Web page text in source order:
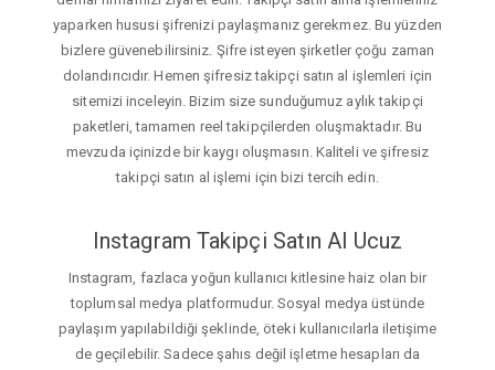
yaparken hususi şifrenizi paylaşmanız gerekmez. Bu yüzden
bizlere güvenebilirsiniz. Şifre isteyen şirketler çoğu zaman
dolandırıcıdır. Hemen şifresiz takipçi satın al işlemleri için
sitemizi inceleyin. Bizim size sunduğumuz aylık takipçi
paketleri, tamamen reel takipçilerden oluşmaktadır. Bu
mevzuda içinizde bir kaygı oluşmasın. Kaliteli ve şifresiz
takipçi satın al işlemi için bizi tercih edin.
Instagram Takipçi Satın Al Ucuz
Instagram, fazlaca yoğun kullanıcı kitlesine haiz olan bir
toplumsal medya platformudur. Sosyal medya üstünde
paylaşım yapılabildiği şeklinde, öteki kullanıcılarla iletişime
de geçilebilir. Sadece şahıs değil işletme hesapları da